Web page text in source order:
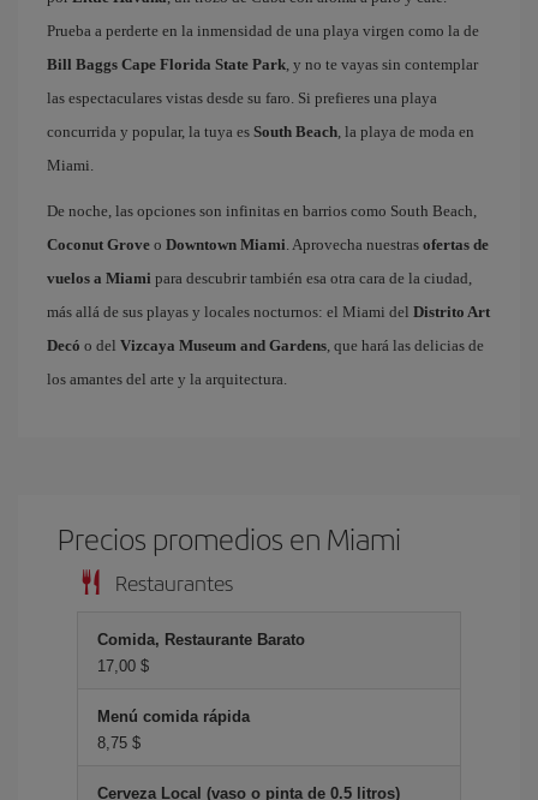
Prueba a perderte en la inmensidad de una playa virgen como la de
Bill Baggs Cape Florida State Park, y no te vayas sin contemplar
las espectaculares vistas desde su faro. Si prefieres una playa
concurrida y popular, la tuya es South Beach, la playa de moda en
Miami.
De noche, las opciones son infinitas en barrios como South Beach,
Coconut Grove o Downtown Miami. Aprovecha nuestras ofertas de
vuelos a Miami para descubrir también esa otra cara de la ciudad,
más allá de sus playas y locales nocturnos: el Miami del Distrito Art
Decó o del Vizcaya Museum and Gardens, que hará las delicias de
los amantes del arte y la arquitectura.
Precios promedios en Miami
Restaurantes
Comida, Restaurante Barato
17,00 $
Menú comida rápida
8,75 $
Cerveza Local (vaso o pinta de 0.5 litros)